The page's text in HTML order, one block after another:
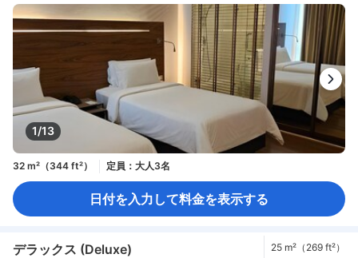
1/13
32 m²（344 ft²） 定員：大人3名
日付を入力して料金を表示する
デラックス (Deluxe) 25 m²（269 ft²）